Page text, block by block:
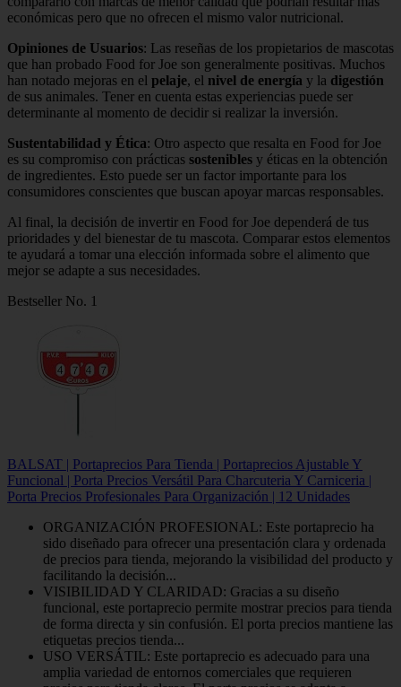
económicas pero que no ofrecen el mismo valor nutricional.
Opiniones de Usuarios: Las reseñas de los propietarios de mascotas
que han probado Food for Joe son generalmente positivas. Muchos
han notado mejoras en el pelaje, el nivel de energía y la digestión
de sus animales. Tener en cuenta estas experiencias puede ser
determinante al momento de decidir si realizar la inversión.
Sustentabilidad y Ética: Otro aspecto que resalta en Food for Joe
es su compromiso con prácticas sostenibles y éticas en la obtención
de ingredientes. Esto puede ser un factor importante para los
consumidores conscientes que buscan apoyar marcas responsables.
Al final, la decisión de invertir en Food for Joe dependerá de tus
prioridades y del bienestar de tu mascota. Comparar estos elementos
te ayudará a tomar una elección informada sobre el alimento que
mejor se adapte a sus necesidades.
Bestseller No. 1
BALSAT | Portaprecios Para Tienda | Portaprecios Ajustable Y
Funcional | Porta Precios Versátil Para Charcuteria Y Carniceria |
Porta Precios Profesionales Para Organización | 12 Unidades
ORGANIZACIÓN PROFESIONAL: Este portaprecio ha
sido diseñado para ofrecer una presentación clara y ordenada
de precios para tienda, mejorando la visibilidad del producto y
facilitando la decisión...
VISIBILIDAD Y CLARIDAD: Gracias a su diseño
funcional, este portaprecio permite mostrar precios para tienda
de forma directa y sin confusión. El porta precios mantiene las
etiquetas precios tienda...
USO VERSÁTIL: Este portaprecio es adecuado para una
amplia variedad de entornos comerciales que requieren